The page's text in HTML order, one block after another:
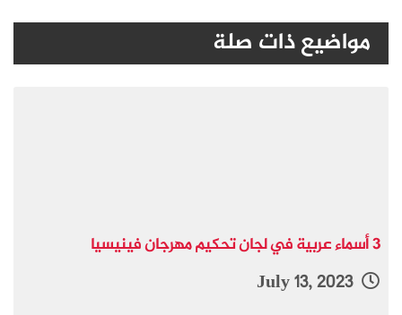
مواضيع ذات صلة
3 أسماء عربية في لجان تحكيم مهرجان فينيسيا
July 13, 2023